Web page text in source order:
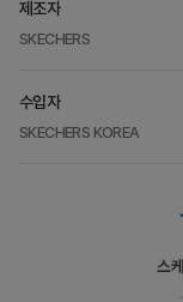
제조자
SKECHERS
수입자
SKECHERS KOREA